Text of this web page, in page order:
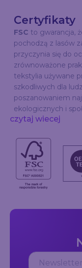
Certyfikaty
FSC to gwarancja,
pochodzą z lasów
przyczynia się do
zrównoważone
tekstylia używane
szkodliwych dla
poszanowaniem
ekologicznych i
czytaj wiecej